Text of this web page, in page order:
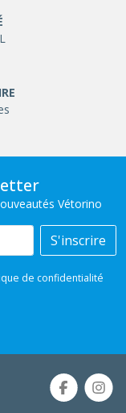
Vétorino
S'inscrire
de confidentialité